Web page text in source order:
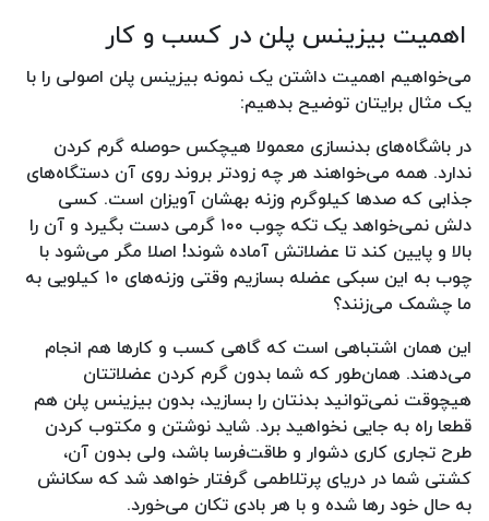
اهمیت بیزینس پلن در کسب و کار
می‌خواهیم اهمیت داشتن یک نمونه بیزینس پلن اصولی را با
یک مثال برایتان توضیح بدهیم:
در باشگاه‌های بدنسازی معمولا هیچکس حوصله گرم کردن
ندارد. همه می‌خواهند هر چه زودتر بروند روی آن دستگاه‌های
جذابی که صدها کیلوگرم وزنه بهشان آویزان است. کسی
دلش نمی‌خواهد یک تکه چوب ۱۰۰ گرمی دست بگیرد و آن را
بالا و پایین کند تا عضلاتش آماده شوند! اصلا مگر می‌شود با
چوب به این سبکی عضله‌ بسازیم وقتی وزنه‌های ۱۰ کیلویی به
ما چشمک می‌زنند؟
این همان اشتباهی است که گاهی کسب و کارها هم انجام
می‌دهند. همان‌طور که شما بدون گرم کردن عضلاتتان
هیچوقت نمی‌توانید بدنتان را بسازید، بدون بیزینس پلن هم
قطعا راه به جایی نخواهید برد. شاید نوشتن و مکتوب کردن
طرح تجاری کاری دشوار و طاقت‌فرسا باشد، ولی بدون آن،
کشتی شما در دریای پرتلاطمی گرفتار خواهد شد که سکانش
به حال خود رها شده و با هر بادی تکان می‌خورد.